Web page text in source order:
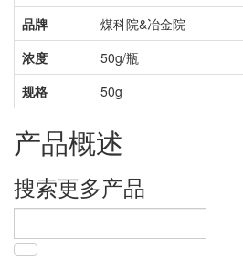
品牌
煤科院&冶金院
浓度
50g/瓶
规格
50g
产品概述
搜索更多产品